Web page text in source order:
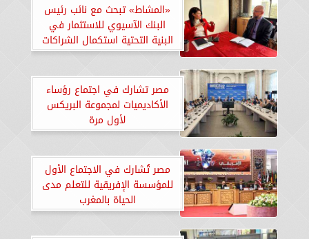
«المشاط» تبحث مع نائب رئيس
البنك الآسيوي للاستثمار في
البنية التحتية استكمال الشراكات
الجارية
مصر تشارك في اجتماع رؤساء
الأكاديميات لمجموعة البريكس
لأول مرة
مصر تُشارك في الاجتماع الأول
للمؤسسة الإفريقية للتعلم مدى
الحياة بالمغرب